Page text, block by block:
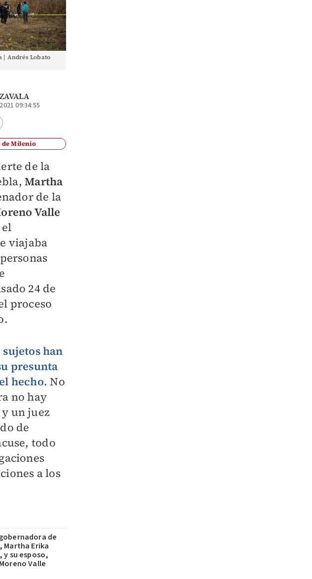
| Andrés Lobato
09:34:55
de Milenio
de la
Martha
de la
Valle
viajaba
24 de
proceso
han
presunta
hecho. No
no hay
un juez
de
todo
a los
de
Martha Erika
y su esposo,
Valle